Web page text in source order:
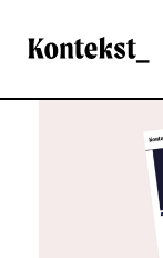
Kontekst